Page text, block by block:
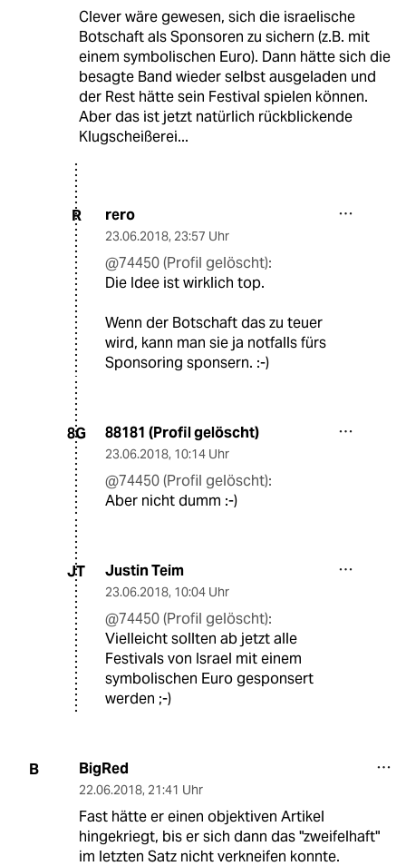
Clever wäre gewesen, sich die israelische
Botschaft als Sponsoren zu sichern (z.B. mit
einem symbolischen Euro). Dann hätte sich die
besagte Band wieder selbst ausgeladen und
der Rest hätte sein Festival spielen können.
Aber das ist jetzt natürlich rückblickende
Klugscheißerei...
R rero
23.06.2018, 23:57 Uhr
@74450 (Profil gelöscht):
Die Idee ist wirklich top.
Wenn der Botschaft das zu teuer
wird, kann man sie ja notfalls fürs
Sponsoring sponsern. :-)
8G 88181 (Profil gelöscht)
23.06.2018, 10:14 Uhr
@74450 (Profil gelöscht):
Aber nicht dumm :-)
JT Justin Teim
23.06.2018, 10:04 Uhr
@74450 (Profil gelöscht):
Vielleicht sollten ab jetzt alle
Festivals von Israel mit einem
symbolischen Euro gesponsert
werden ;-)
B BigRed
22.06.2018, 21:41 Uhr
Fast hätte er einen objektiven Artikel
hingekriegt, bis er sich dann das "zweifelhaft"
im letzten Satz nicht verkneifen konnte.